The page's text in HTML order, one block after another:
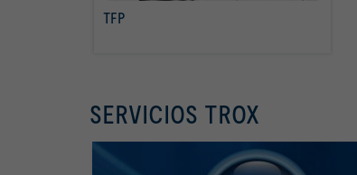
TFP
SERVICIOS TROX